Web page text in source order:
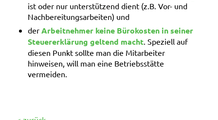
ist oder nur unterstützend dient (z.B. Vor- und
Nachbereitungsarbeiten) und
derArbeitnehmer keine Bürokosten in seiner
Steuererklärung geltend macht. Speziell auf
diesen Punkt sollte man die Mitarbeiter
hinweisen, will man eine Betriebsstätte
vermeiden.